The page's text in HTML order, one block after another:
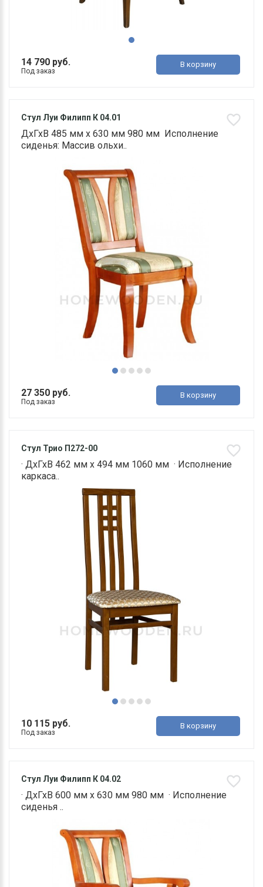
14 790 руб.
Под заказ
В корзину
Стул Луи Филипп К 04.01
ДхГхВ 485 мм х 630 мм 980 мм Исполнение
сиденья: Массив ольхи..
27 350 руб.
Под заказ
В корзину
Стул Трио П272-00
· ДхГхВ 462 мм х 494 мм 1060 мм · Исполнение
каркаса..
10 115 руб.
Под заказ
В корзину
Стул Луи Филипп К 04.02
· ДхГхВ 600 мм х 630 мм 980 мм · Исполнение
сиденья ..